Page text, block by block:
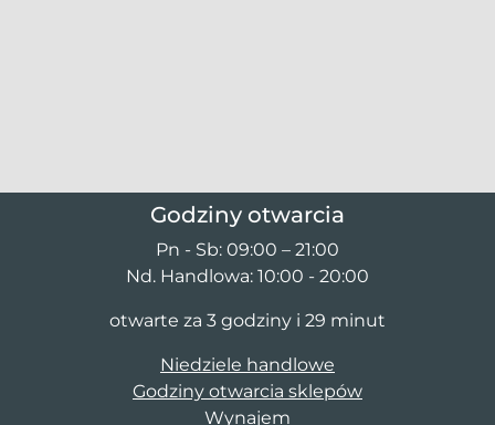
Godziny otwarcia
Pn - Sb: 09:00 – 21:00
Nd. Handlowa: 10:00 - 20:00
otwarte za 3 godziny i 29 minut
Niedziele handlowe
Godziny otwarcia sklepów
Wynajem